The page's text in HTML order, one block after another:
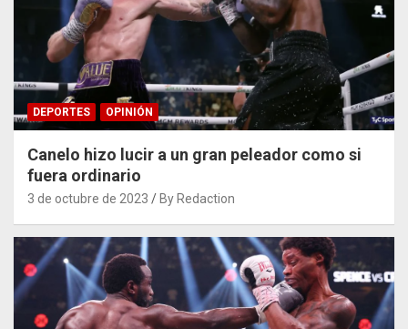
DEPORTES OPINIÓN
Canelo hizo lucir a un gran peleador como si
fuera ordinario
3 de octubre de 2023 By Redaction